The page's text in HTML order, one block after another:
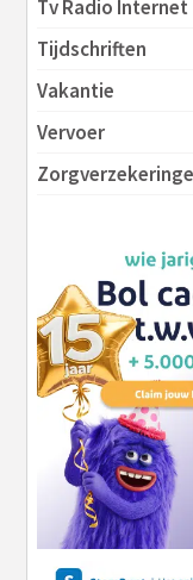
Tv Radio Internet
Tijdschriften
Vakantie
Vervoer